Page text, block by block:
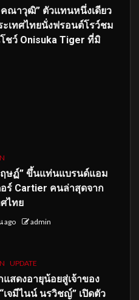
ณาวุฒิ” ตัวแทนหนึ่งเดียว
ะเทศไทยนั่งฟรอนต์โรว์ชม
ชว์ Onisuka Tiger ที่มิ
ษฏ์” ขึ้นแท่นแบรนด์แอม
อร์ Cartier คนล่าสุดจาก
ไทย
ago admin
UPDATE
แสดงอายุน้อยสู่เจ้าของ
เจมีไนน์ นรวิชญ์” เปิดตัว